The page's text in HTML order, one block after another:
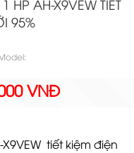
HP AH-X9VEW TIẾT
95%
VNĐ
X9VEW tiết kiệm điện